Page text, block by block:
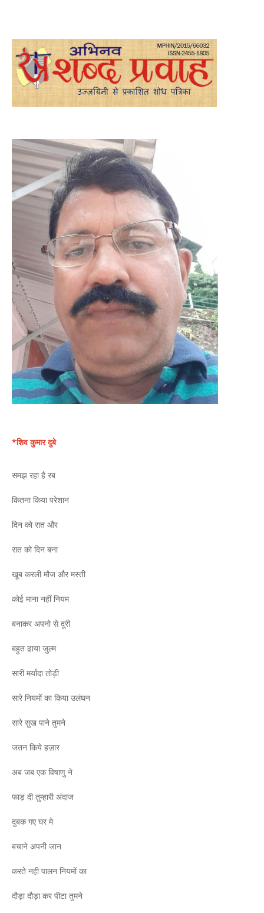
*शिव कुमार दुबे
समझ रहा है रब
कितना किया परेशान
दिन को रात और
रात को दिन बना
खूब करली मौज और मस्ती
कोई माना नहीं नियम
बनाकर अपनो से दूरी
बहुत ढाया जुल्म
सारी मर्यादा तोड़ी
सारे नियमों का किया उलंघन
सारे सुख पाने तुमने
जतन किये हज़ार
अब जब एक विषाणु ने
फाड़ दी तुम्हारी अंदाज
दुबक गए घर मे
बचाने अपनी जान
करते नही पालन नियमों का
दौड़ा दौड़ा कर पीटा तुमने